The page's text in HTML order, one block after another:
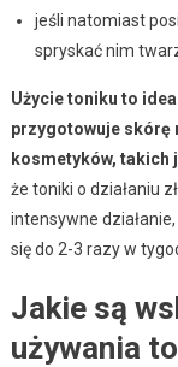
jeśli natomiast
spryskać nim
Użycie toniku to
przygotowuje skórę
kosmetyków, takich
że toniki o działaniu
intensywne
się do 2-3 razy w
Jakie są
używania